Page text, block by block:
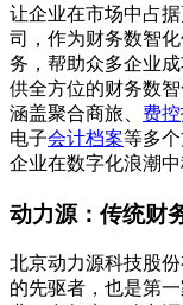
让企业在市场中占
司，作为财务数智
务，帮助众多企业
供全方位的财务数
涵盖聚合商旅、 费控
电子会计档案等多
企业在数字化浪潮中
动力源：传统财
北京动力源科技股
的先驱者，也是第